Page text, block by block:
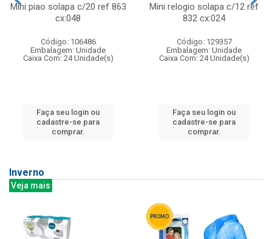
Mini piao solapa c/20 ref 863
cx:048
Código: 106486
Embalagem: Unidade
Caixa Com: 24 Unidade(s)
Faça seu login ou
cadastre-se para
comprar.
Mini relogio solapa c/12 ref
832 cx:024
Código: 129357
Embalagem: Unidade
Caixa Com: 24 Unidade(s)
Faça seu login ou
cadastre-se para
comprar.
Inverno
Veja mais